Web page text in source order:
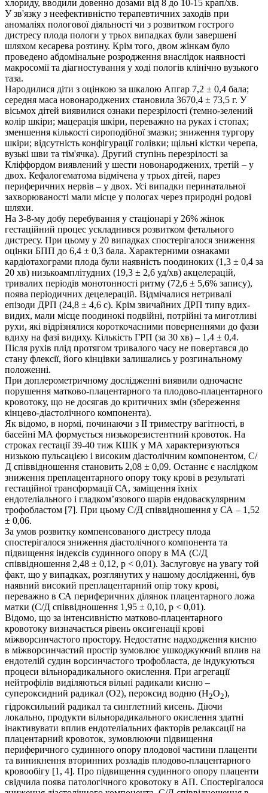
хлориду, вводили довенно дозами від 8 до 10-15 крап/хв.
У зв'язку з неефективністю терапевтичних заходів при
аномаліях пологової діяльності чи з розвитком гострого
дистресу плода пологи у трьох випадках були завершені
шляхом кесарева розтину. Крім того, двом жінкам було
проведено абдомінальне розродження внаслідок наявності
макросомії та діагностування у ході пологів клінічно вузького
таза.
Народилися діти з оцінкою за шкалою Апгар 7,2 ± 0,4 бала;
середня маса новонароджених становила 3670,4 ± 73,5 г. У
вісьмох дітей виявилися ознаки перезрілості (темно-зелений
колір шкіри; мацерація шкіри, переважно на руках і стопах;
зменшення кількості сироподібної змазки; зниження тургору
шкіри; відсутність конфігурації голівки; щільні кістки черепа,
вузькі шви та тім'ячка). Другий ступінь перезрілості за
Кліффордом виявлений у шести новонароджених, третій – у
двох. Кефалогематома відмічена у трьох дітей, парез
периферичних нервів – у двох. Усі випадки перинатальної
захворюваності мали місце у пологах через природні родові
шляхи.
На 3-8-му добу перебування у стаціонарі у 26% жінок
гестаційний процес ускладнився розвитком фетального
дистресу. При цьому у 20 випадках спостерігалося зниження
оцінки БПП до 6,4 ± 0,3 бала. Характерними ознаками
кардіотахограми плода були наявність поодиноких (1,3 ± 0,4 за
20 хв) низькоамплітудних (19,3 ± 2,6 уд/хв) акцелерацій,
тривалих періодів монотонності ритму (72,6 ± 5,6% запису),
поява періодичних децелерацій. Відмічалися нетривалі
епізоди ДРП (24,8 ± 4,6 с). Крім звичайних ДРП типу вдих-
видих, мали місце поодинокі подвійні, потрійні та миготливі
рухи, які відрізнялися короткочасними поверненнями до фази
вдиху на фазі видиху. Кількість ГРП (за 30 хв) – 1,4 ± 0,4.
Після рухів плід протягом тривалого часу не повертався до
стану флексії, його кінцівки залишались у розгинальному
положенні.
При доплерометричному дослідженні виявили одночасне
порушення матково-плацентарного та плодово-плацентарного
кровотоку, що не досягав до критичних змін (збереження
кінцево-діастолічного компонента).
Як відомо, в нормі, починаючи з II триместру вагітності, в
басейні МА формується низькорезистентний кровоток. На
строках гестації 39-40 тиж КШК у МА характеризуються
низькою пульсацією і високим діастолічним компонентом, С/
Д співвідношення становить 2,08 ± 0,09. Останнє є наслідком
зниження преплацентарного опору току крові в результаті
гестаційної трансформації СА, заміщення їхніх
ендотеліального і гладком’язового шарів ендоваскулярним
трофобластом [7]. При цьому С/Д співвідношення у СА – 1,52
± 0,06.
За умов розвитку компенсованого дистресу плода
спостерігалося зниження діастолічного компонента та
підвищення індексів судинного опору в МА (С/Д
співвідношення 2,48 ± 0,12, р < 0,01). Заслуговує на увагу той
факт, що у випадках, розглянутих у нашому дослідженні, був
наявний високий преплацентарний опір току крові,
переважно в СА периферичних ділянок плацентарного ложа
матки (С/Д співвідношення 1,95 ± 0,10, р < 0,01).
Відомо, що за інтенсивністю матково-плацентарного
кровотоку визначається рівень оксигенації крові
міжворсинчастого простору. Недостатнє надходження кисню
в міжворсинчастий простір зумовлює ушкоджуючий вплив на
ендотелій судин ворсинчастого трофобласта, де індукуються
процеси вільнорадикального окислення. При агрегації
нейтрофілів виділяються вільні радикали кисню –
супероксидний радикал (О2), пероксид водню (Н2О2),
гідроксильний радикал та синглетний кисень. Діючи
локально, продукти вільнорадикального окислення здатні
інактивувати вплив ендотеліальних факторів релаксації на
плацентарний кровоток, зумовлюючи підвищення
периферичного судинного опору плодової частини плаценти
та виникнення вторинних розладів плодово-плацентарного
кровообігу [1, 4]. Про підвищення судинного опору плаценти
свідчила поява патологічного кровотоку в АП. Спостерігалося